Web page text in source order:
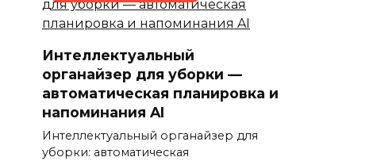
Интеллектуальный
органайзер для уборки —
автоматическая планировка и
напоминания AI
Интеллектуальный органайзер для
уборки: автоматическая